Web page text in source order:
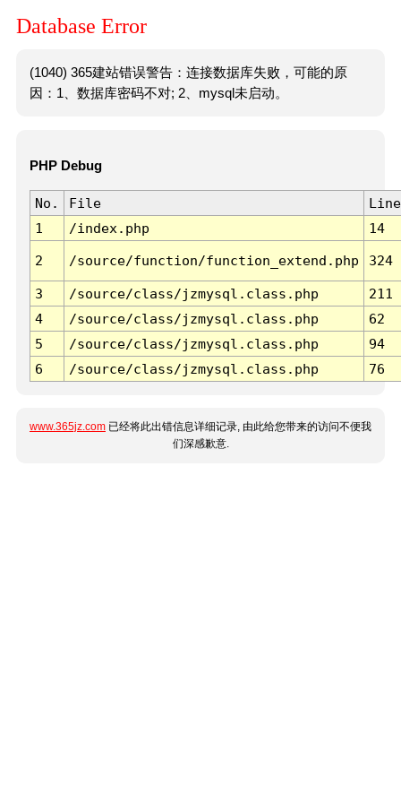
Database Error
(1040) 365建站错误警告：连接数据库失败，可能的原
因：1、数据库密码不对; 2、mysql未启动。
PHP Debug
No. File
Line
1
/index.php 14
2 /source/function/function_extend.php 324
3 /source/class/jzmysql.class.php
211
4
/source/class/jzmysql.class.php
62
5
/source/class/jzmysql.class.php
94
6
/source/class/jzmysql.class.php 76
www.365jz.com 已经将此出错信息详细记录, 由此给您带来的访问不便我
们深感歉意.